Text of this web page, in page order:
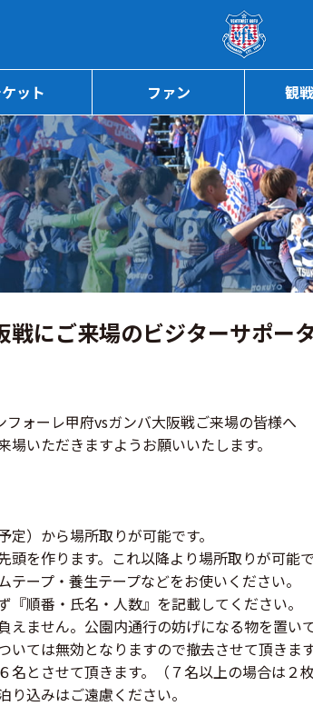
ページの本文へ
ット ファン 観
にご来場のビジターサポー
ォーレ甲府vsガンバ大阪戦ご来場の皆様へ
いただきますようお願いいたします。
）から場所取りが可能です。
を作ります。これ以降より場所取りが可能で
ープ・養生テープなどをお使いください。
『順番・氏名・人数』を記載してくだ
ません。公園内通行の妨げになる物を置い
ては無効となりますので撤去させて頂きます
とさせて頂きます。（７名以上の場合は２枚
込みはご遠慮ください。